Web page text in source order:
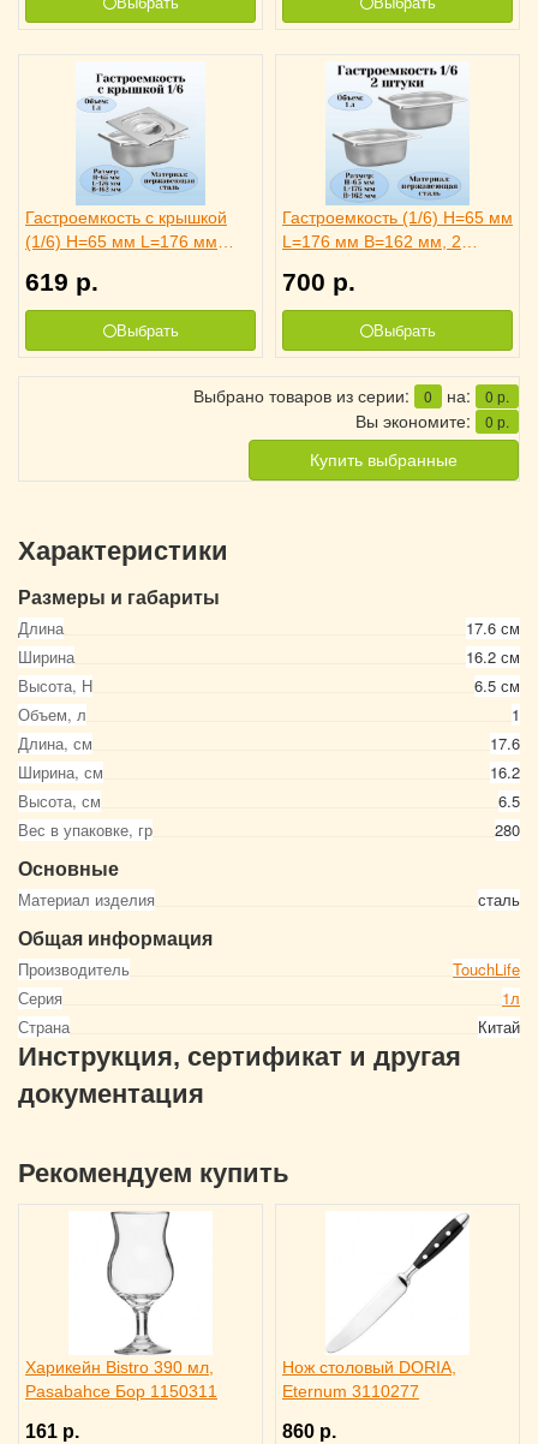
Гастроемкость с крышкой
(1/6) H=65 мм L=176 мм
619 р.
Выбрать
Гастроемкость (1/6) H=65 мм
L=176 мм B=162 мм, 2
700 р.
Выбрать
Выбрано товаров из серии: 0 на: 0 р.
Вы экономите: 0 р.
Купить выбранные
Характеристики
Размеры и габариты
Длина
17.6 см
Ширина
16.2 см
Высота, Н
6.5 см
Объем, л
1
Длина, см
17.6
Ширина, см
16.2
Высота, см
6.5
Вес в упаковке, гр
280
Основные
Материал изделия сталь
Общая информация
Производитель
TouchLife
Серия
1л
Страна
Китай
Инструкция, сертификат и другая
документация
Рекомендуем купить
Харикейн Bistro 390 мл,
Pasabahce Бор 1150311
161 р.
Нож столовый DORIA,
Eternum 3110277
860 р.